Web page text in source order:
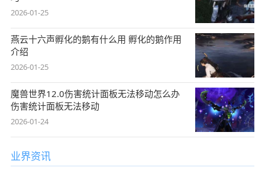
2026-01-25
燕云十六声孵化的鹅有什么用 孵化的鹅作用
介绍
2026-01-25
魔兽世界12.0伤害统计面板无法移动怎么办
伤害统计面板无法移动
2026-01-24
业界资讯